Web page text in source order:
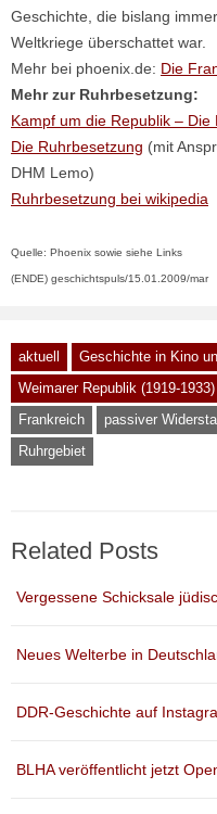
Geschichte, die bislang
Weltkriege überschattet war.
Mehr bei phoenix.de: Die
Mehr zur Ruhrbesetzung:
Kampf um die Republik – Die
Die Ruhrbesetzung (mit
DHM Lemo)
Ruhrbesetzung bei wikipedia
Quelle: Phoenix sowie siehe Links
(ENDE) geschichtspuls/15.01.2009/mar
aktuell Geschichte in Kino
Weimarer Republik (1919-1933)
Frankreich
passiver
Ruhrgebiet
Related Posts
Vergessene Schicksale
Neues Welterbe in
DDR-Geschichte auf
BLHA veröffentlicht jetzt